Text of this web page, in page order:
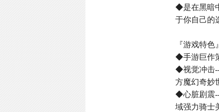
◆是在黑暗
于你自己的
『游戏特色』
◆手游巨作
◆视觉冲击
方魔幻奇妙
◆心脏剧震
域强力骑士